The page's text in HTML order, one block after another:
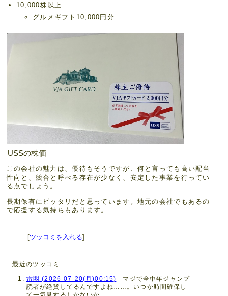
10,000株以上
グルメギフト10,000円分
USSの株価
この会社の魅力は、優待もそうですが、何と言っても高い配当
性向と、競合と呼べる存在が少なく、安定した事業を行ってい
る点でしょう。
長期保有にピッタリだと思っています。地元の会社でもあるの
で応援する気持ちもあります。
[ツッコミを入れる]
最近のツッコミ
雷悶 (2026-07-20(月)00:15)
「マジで全中年ジャンプ
読者が絶賛してるんですよね……。いつか時間確保し
て一気見するしかないか。」